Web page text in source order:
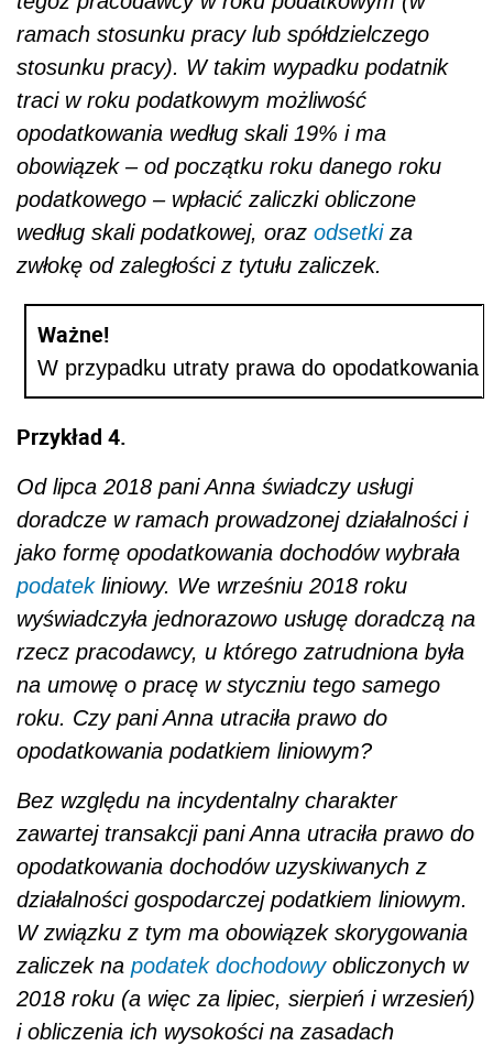
ramach stosunku pracy lub spółdzielczego
stosunku pracy). W takim wypadku podatnik
traci w roku podatkowym możliwość
opodatkowania według skali 19% i ma
obowiązek – od początku roku danego roku
podatkowego – wpłacić zaliczki obliczone
według skali podatkowej, oraz odsetkiza
zwłokę od zaległości z tytułu zaliczek.
Ważne!
W przypadku utraty prawa do
Przykład 4.
Od lipca 2018 pani Anna świadczy usługi
doradcze w ramach prowadzonej działalności i
jako formę opodatkowania dochodów wybrała
podatekliniowy. We wrześniu 2018 roku
wyświadczyła jednorazowo usługę doradczą na
rzecz pracodawcy, u którego zatrudniona była
na umowę o pracę w styczniu tego samego
roku. Czy pani Anna utraciła prawo do
opodatkowania podatkiem liniowym?
Bez względu na incydentalny charakter
zawartej transakcji pani Anna utraciła prawo do
opodatkowania dochodów uzyskiwanych z
działalności gospodarczej podatkiem liniowym.
W związku z tym ma obowiązek skorygowania
zaliczek na podatek dochodowyobliczonych w
2018 roku (a więc za lipiec, sierpień i wrzesień)
i obliczenia ich wysokości na zasadach